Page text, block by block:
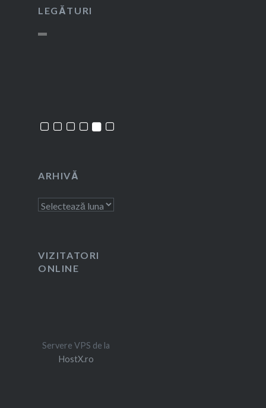
LEGĂTURI
ARHIVĂ
Arhivă
VIZITATORI
ONLINE
Servere VPS de la
HostX.ro